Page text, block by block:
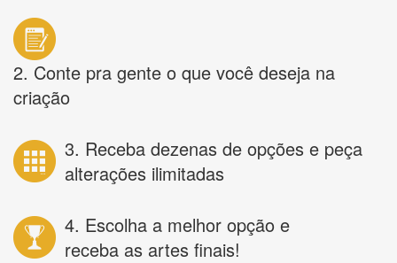
2. Conte pra gente o que você deseja na
criação
3. Receba dezenas de opções e peça
alterações ilimitadas
4. Escolha a melhor opção e
receba as artes finais!